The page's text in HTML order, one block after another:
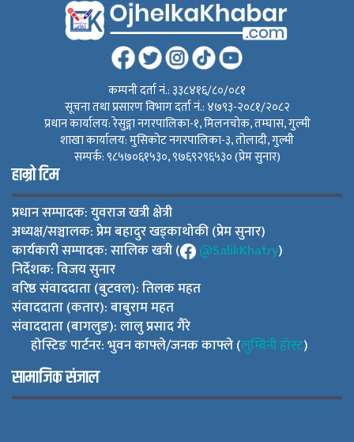
कम्पनी दर्ता नं.: ३३८४१६/८०/०८१
सूचना तथा प्रसारण विभाग दर्ता नं.: ४७९३-२०८१/२०८२
प्रधान कार्यालय: रेसुङ्गा नगरपालिका-१, मिलनचोक, तम्घास, गुल्मी
शाखा कार्यालय: मुसिकोट नगरपालिका-३, तोलादी, गुल्मी
सम्पर्क: ९८५७०६१५३०, ९७६९२९६५३० (प्रेम सुनार)
हाम्रो टिम
प्रधान सम्पादक: युवराज खत्री क्षेत्री
अध्यक्ष/सञ्चालक: प्रेम बहादुर खड्काथोकी (प्रेम सुनार)
कार्यकारी सम्पादक: सालिक खत्री (
@SalikKhatry)
निर्देशक: विजय सुनार
वरिष्ठ संवाददाता (बुटवल): तिलक महत
संवाददाता (कतार): बाबुराम महत
संवाददाता (बागलुङ): लालु प्रसाद गैरे
होस्टिङ पार्टनर: भुवन काफ्ले/जनक काफ्ले (लुम्बिनी होस्ट)
सामाजिक संजाल